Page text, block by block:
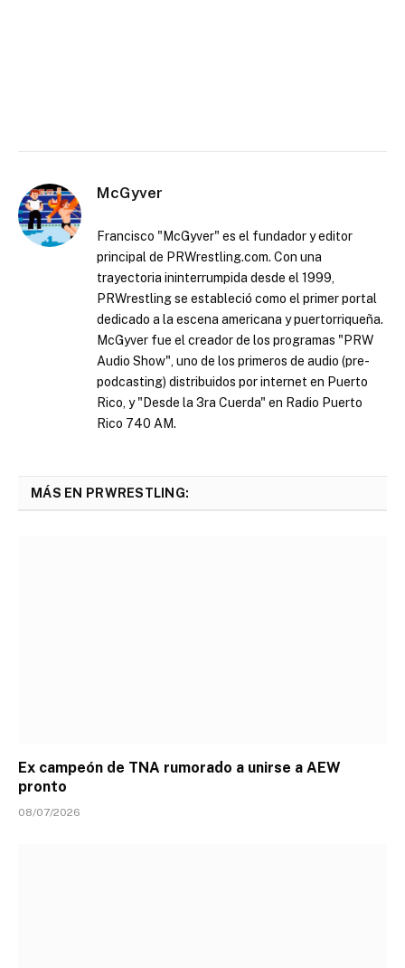
McGyver
Francisco "McGyver" es el fundador y editor
principal de PRWrestling.com. Con una
trayectoria ininterrumpida desde el 1999,
PRWrestling se estableció como el primer portal
dedicado a la escena americana y puertorriqueña.
McGyver fue el creador de los programas "PRW
Audio Show", uno de los primeros de audio (pre-
podcasting) distribuidos por internet en Puerto
Rico, y "Desde la 3ra Cuerda" en Radio Puerto
Rico 740 AM.
MÁS EN PRWRESTLING:
Ex campeón de TNA rumorado a unirse a AEW
pronto
08/07/2026